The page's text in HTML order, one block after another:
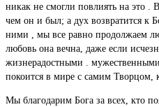
никак не смогли повлиять на это .
чем он и был; а дух возвратится к
ними , мы все равно продолжаем
любовь она вечна, даже если
жизнерадостными .
покоится в мире с самим Творцом,
Мы благодарим Бога за всех, кто